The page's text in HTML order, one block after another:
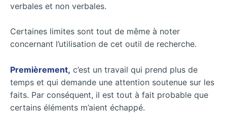
verbales et non verbales.
Certaines limites sont tout de même à noter
concernant l’utilisation de cet outil de recherche.
Premièrement, c’est un travail qui prend plus de
temps et qui demande une attention soutenue sur les
faits. Par conséquent, il est tout à fait probable que
certains éléments m’aient échappé.